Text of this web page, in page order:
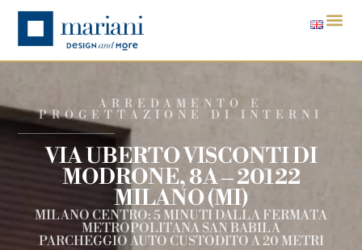
ARREDAMENTO E
PROGETTAZIONE DI INTERNI
VIA UBERTO VISCONTI DI
MODRONE, 8A – 20122
MILANO (MI)
MILANO CENTRO: 5 MINUTI DALLA FERMATA
METROPOLITANA SAN BABILA
PARCHEGGIO AUTO CUSTODITO A 20 METRI